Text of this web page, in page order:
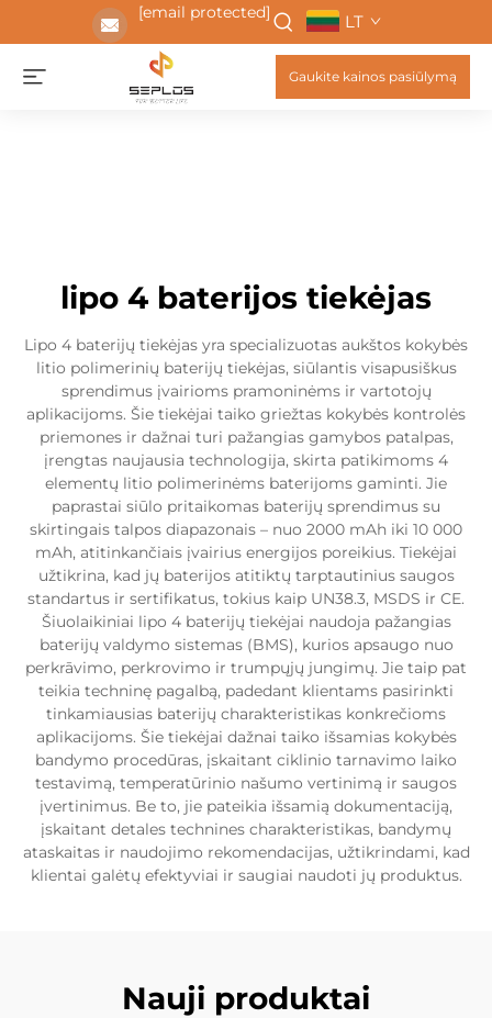
[email protected] LT
Gaukite kainos pasiūlymą
lipo 4 baterijos tiekėjas
Lipo 4 baterijų tiekėjas yra specializuotas aukštos kokybės
litio polimerinių baterijų tiekėjas, siūlantis visapusiškus
sprendimus įvairioms pramoninėms ir vartotojų
aplikacijoms. Šie tiekėjai taiko griežtas kokybės kontrolės
priemones ir dažnai turi pažangias gamybos patalpas,
įrengtas naujausia technologija, skirta patikimoms 4
elementų litio polimerinėms baterijoms gaminti. Jie
paprastai siūlo pritaikomas baterijų sprendimus su
skirtingais talpos diapazonais – nuo 2000 mAh iki 10 000
mAh, atitinkančiais įvairius energijos poreikius. Tiekėjai
užtikrina, kad jų baterijos atitiktų tarptautinius saugos
standartus ir sertifikatus, tokius kaip UN38.3, MSDS ir CE.
Šiuolaikiniai lipo 4 baterijų tiekėjai naudoja pažangias
baterijų valdymo sistemas (BMS), kurios apsaugo nuo
perkrāvimo, perkrovimo ir trumpųjų jungimų. Jie taip pat
teikia techninę pagalbą, padedant klientams pasirinkti
tinkamiausias baterijų charakteristikas konkrečioms
aplikacijoms. Šie tiekėjai dažnai taiko išsamias kokybės
bandymo procedūras, įskaitant ciklinio tarnavimo laiko
testavimą, temperatūrinio našumo vertinimą ir saugos
įvertinimus. Be to, jie pateikia išsamią dokumentaciją,
įskaitant detales technines charakteristikas, bandymų
ataskaitas ir naudojimo rekomendacijas, užtikrindami, kad
klientai galėtų efektyviai ir saugiai naudoti jų produktus.
Nauji produktai